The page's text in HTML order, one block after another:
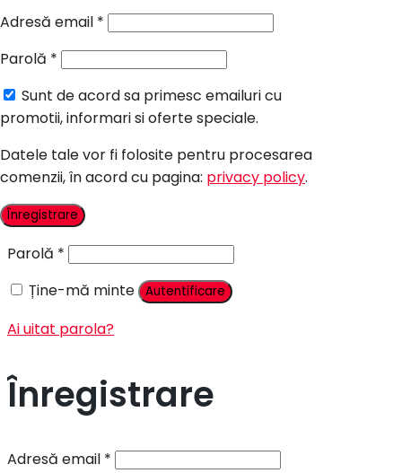
Candy Bar Botez
Contact
Autentificare
Parolă *
Ține-mă minte
Autentificare
Ai uitat parola?
Înregistrare
Adresă email *
Adresă email *
Parolă *
Sunt de acord sa primesc emailuri cu
promotii, informari si oferte speciale.
Datele tale vor fi folosite pentru procesarea
comenzii, în acord cu pagina: privacy policy.
Înregistrare